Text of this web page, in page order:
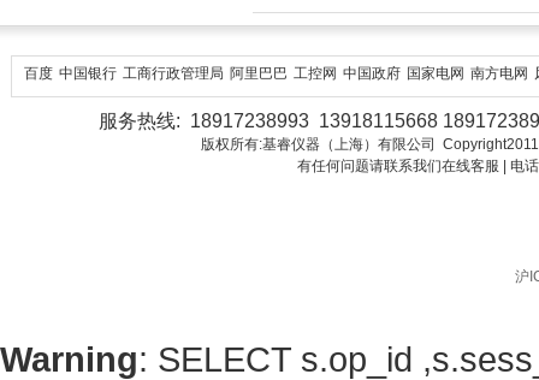
百度 中国银行 工商行政管理局 阿里巴巴 工控网 中国政府 国家电网 南方电网
服务热线: 18917238993 13918115668
版权所有:基睿仪器（上海）有限公司
有任何问题请联系我们在线客服 | 电
沪
Warning: SELECT s.op_id